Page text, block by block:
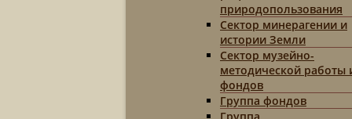
природопользования
Сектор минерагении и
истории Земли
Сектор музейно-
методической работы
фондов
Группа фондов